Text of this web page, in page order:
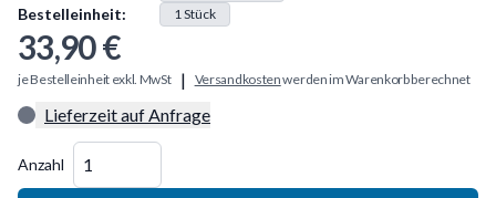
Bestelleinheit: 1 Stück
33,90 €
je Bestelleinheit exkl. MwSt | Versandkostenwerden im Warenkorb berechnet
Lieferzeit auf Anfrage
Anzahl